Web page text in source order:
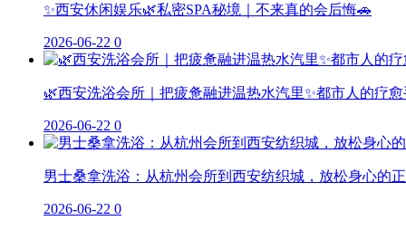
✨西安休闲娱乐🌿私密SPA秘境｜不来真的会后悔🚗
2026-06-22 0
🌿西安洗浴会所｜把疲惫融进温热水汽里✨都市人的疗愈
2026-06-22 0
男士桑拿洗浴：从杭州会所到西安纺织城，放松身心的
2026-06-22 0